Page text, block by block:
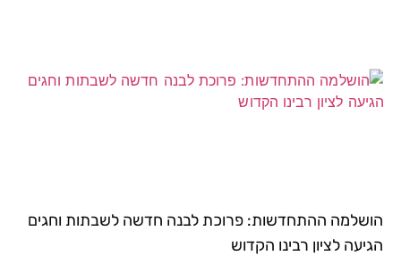
הושלמה ההתחדשות: פרוכת לבנה חדשה לשבתות וחגים
הגיעה לציון רבינו הקדוש